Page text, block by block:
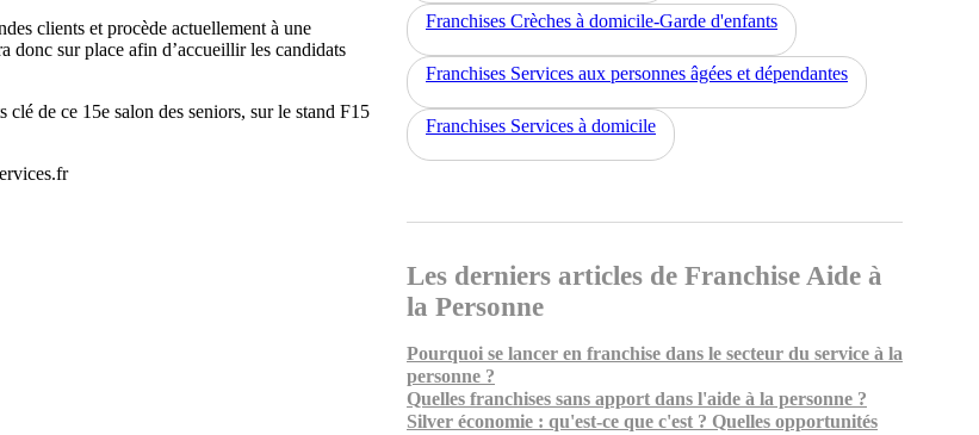
clients et procède actuellement à une
donc sur place afin d’accueillir les candidats
de ce 15e salon des seniors, sur le stand F15
Franchises Crèches à domicile-Garde d'enfants
Franchises Services aux personnes âgées et dépendantes
Franchises Services à domicile
Les derniers articles de Franchise Aide à
la Personne
Pourquoi se lancer en franchise dans le secteur du service à la
personne ?
Quelles franchises sans apport dans l'aide à la personne ?
Silver économie : qu'est-ce que c'est ? Quelles opportunités